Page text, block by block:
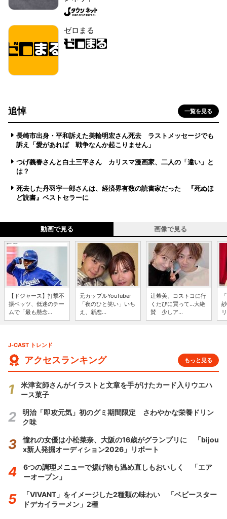
ゼロまる
追悼 一覧を見る
長崎市出身・平和訴えた美輪明宏さん死去 ラストメッセージでも
訴え「愛があれば 戦争なんか起こりません」
つげ義春さんと白土三平さん カリスマ漫画家、二人の「違い」と
は？
死去した丹羽宇一郎さんは、経済界有数の読書家だった 『死ぬほ
ど読書』ベストセラーに
動画で見る 画像で見る
【ドジャース】打撃不
振ベッツ、低迷のチー
ムで「最も懸念...
元カップルYouTuber
「夜のひと笑い」いち
え、新恋...
辻希美、コストコに行
くたびに買って...大絶
賛 少しア...
J-CAST トレンド
アクセスランキング もっと見る
米津玄師さんがイラストと文章を手がけたカード入りウエハ
ース菓子
明治「即攻元気」初のグミ期間限定 さわやかな栄養ドリン
ク味
憧れの女優は小松菜奈、大阪の16歳がグランプリに 「bijou
x新人発掘オーディション2026」リポート
6つの調理メニューで揚げ物も温め直しもおいしく 「エア
ーオーブン」
「VIVANT」をイメージした2種類の味わい 「ベビースター
ドデカイラーメン」2種